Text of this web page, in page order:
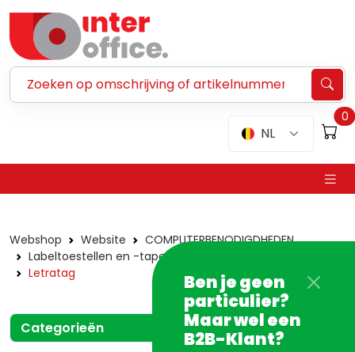
NL
0
Ben je geen
particulier?
Maar wel een
B2B-Klant?
Webshop Website
COMPUTERBENODIGDHEDEN
Labeltoestellen en -tapes
Letratag
Categorieën